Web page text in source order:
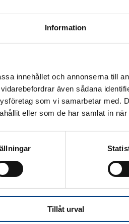
Information
innehållet och annonserna till
även sådana
som vi samarbetar med.
eller som de har samlat in
Tillåt urval
en tydligare uppdelning
mer.
samhällsperspektiv
att utredningen har
att kontrollera och
då de öppnar upp nya
hur dessa digitala
Taxiförbundets inställning
om införande av en ny
mot förslaget om hur
tid arbetat för att få till en
taxibeställningstjänster